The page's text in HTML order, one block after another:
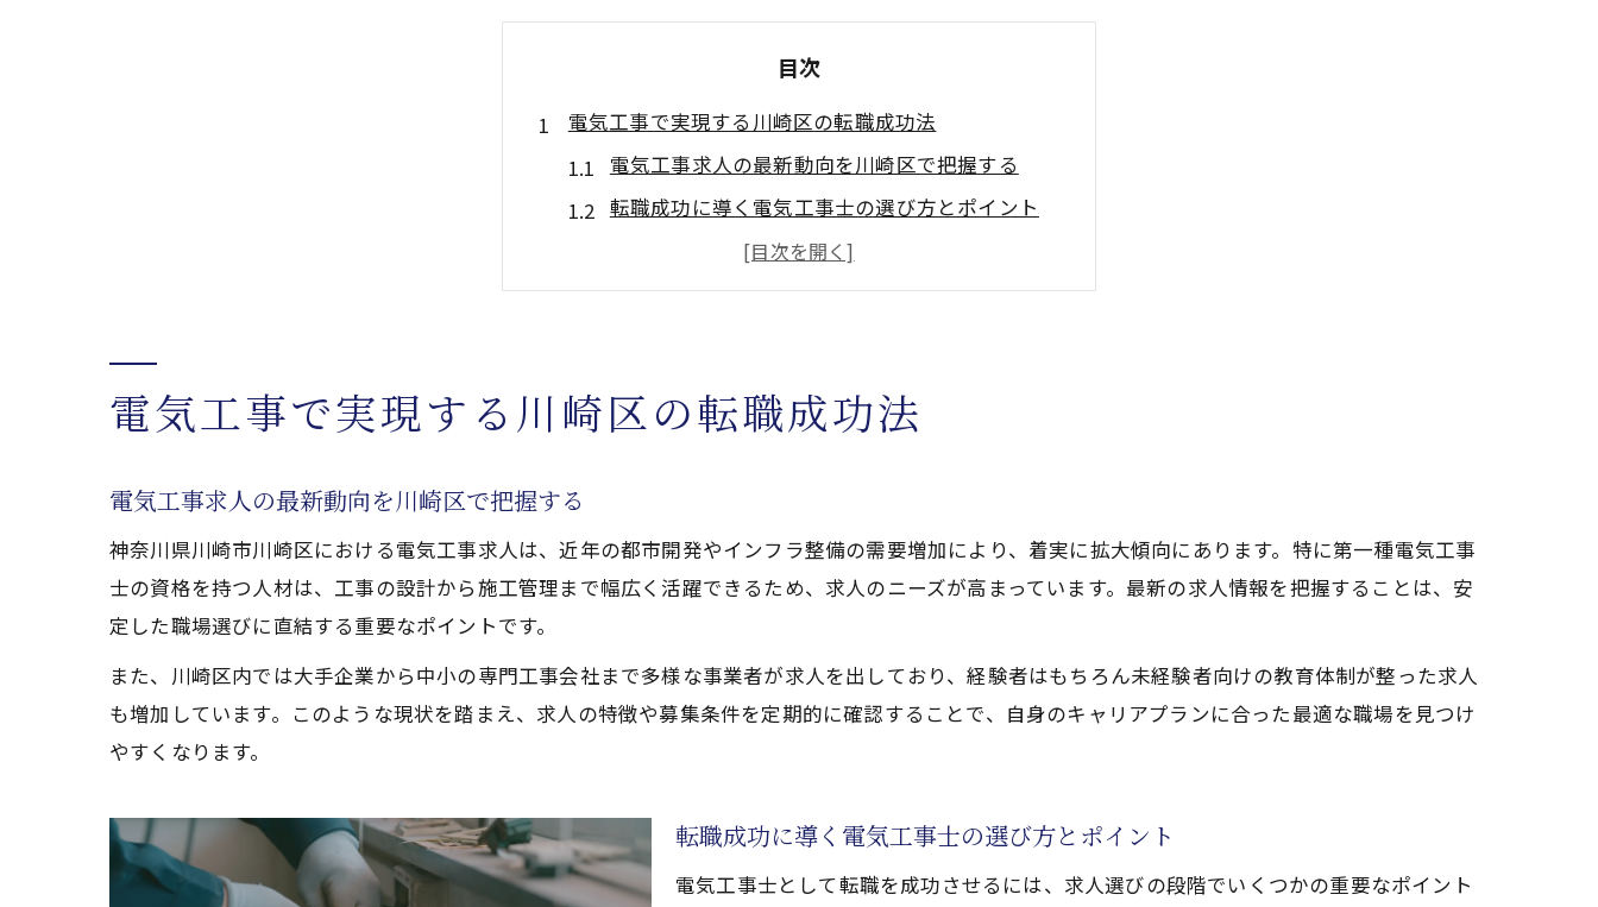
目次
電気工事で実現する川崎区の転職成功法
電気工事求人の最新動向を川崎区で把握する
転職成功に導く電気工事士の選び方とポイント
電気工事士求人で重視したい職場環境の特徴
神奈川県内の電気工事士求人との違いを知る
第一種電気工事士が選ばれる求人の理由とは
電気工事士求人で求められる実務スキルと成長性
資格取得による電気工事士求人での優遇ポイント
電気工事士求人未経験者でも安心のサポート体制
未経験歓迎の電気工事士求人の探し方を伝授
川崎区で未経験から電気工事士になる方法
福利厚生が充実した電気工事の職場を見極める
電気工事で実現する川崎区の転職成功法
電気工事求人の最新動向を川崎区で把握する
神奈川県川崎市川崎区における電気工事求人は、近年の都市開発やインフラ整備の需要増加により、着実に拡大傾向にあります。特に第一種電気工事
士の資格を持つ人材は、工事の設計から施工管理まで幅広く活躍できるため、求人のニーズが高まっています。最新の求人情報を把握することは、安
定した職場選びに直結する重要なポイントです。
また、川崎区内では大手企業から中小の専門工事会社まで多様な事業者が求人を出しており、経験者はもちろん未経験者向けの教育体制が整った求人
も増加しています。このような現状を踏まえ、求人の特徴や募集条件を定期的に確認することで、自身のキャリアプランに合った最適な職場を見つけ
やすくなります。
転職成功に導く電気工事士の選び方とポイント
電気工事士として転職を成功させるには、求人選びの段階でいくつかの重要なポイント